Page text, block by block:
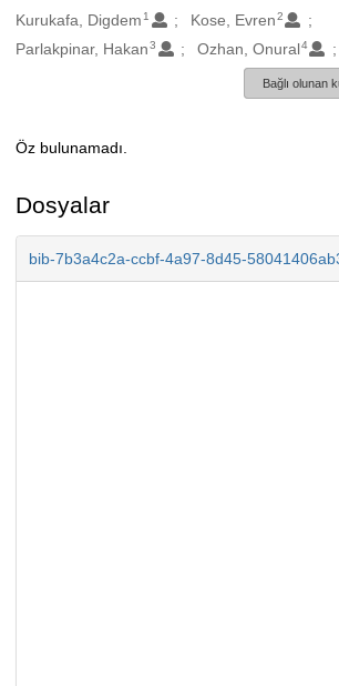
Oluşturanlar
Kurukafa, Digdem 1 Kose, Evren2
Parlakpinar, Hakan 3 Ozhan, Onural4
Bağlı olunan
Açıklama
Öz bulunamadı.
Dosyalar
bib-7b3a4c2a-ccbf-4a97-8d45-